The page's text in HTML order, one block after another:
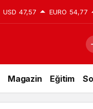
USD 47,57 EURO 54,77
Magazin Eğitim